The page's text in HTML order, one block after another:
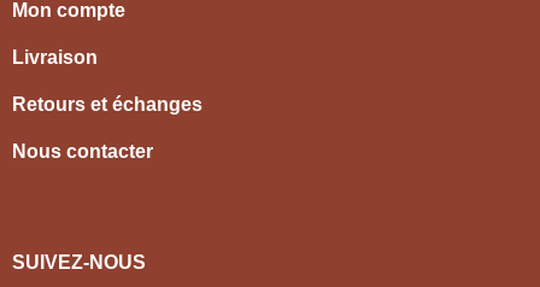
Mon compte
Livraison
Retours et échanges
Nous contacter
SUIVEZ-NOUS